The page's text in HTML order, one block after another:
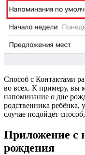
Способ с Контактами
во всех. К примеру, вы
напоминание о дне
родственника ребёнка,
случае подойдёт
Приложение с
рождения